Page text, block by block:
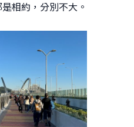
相約，分別不大。